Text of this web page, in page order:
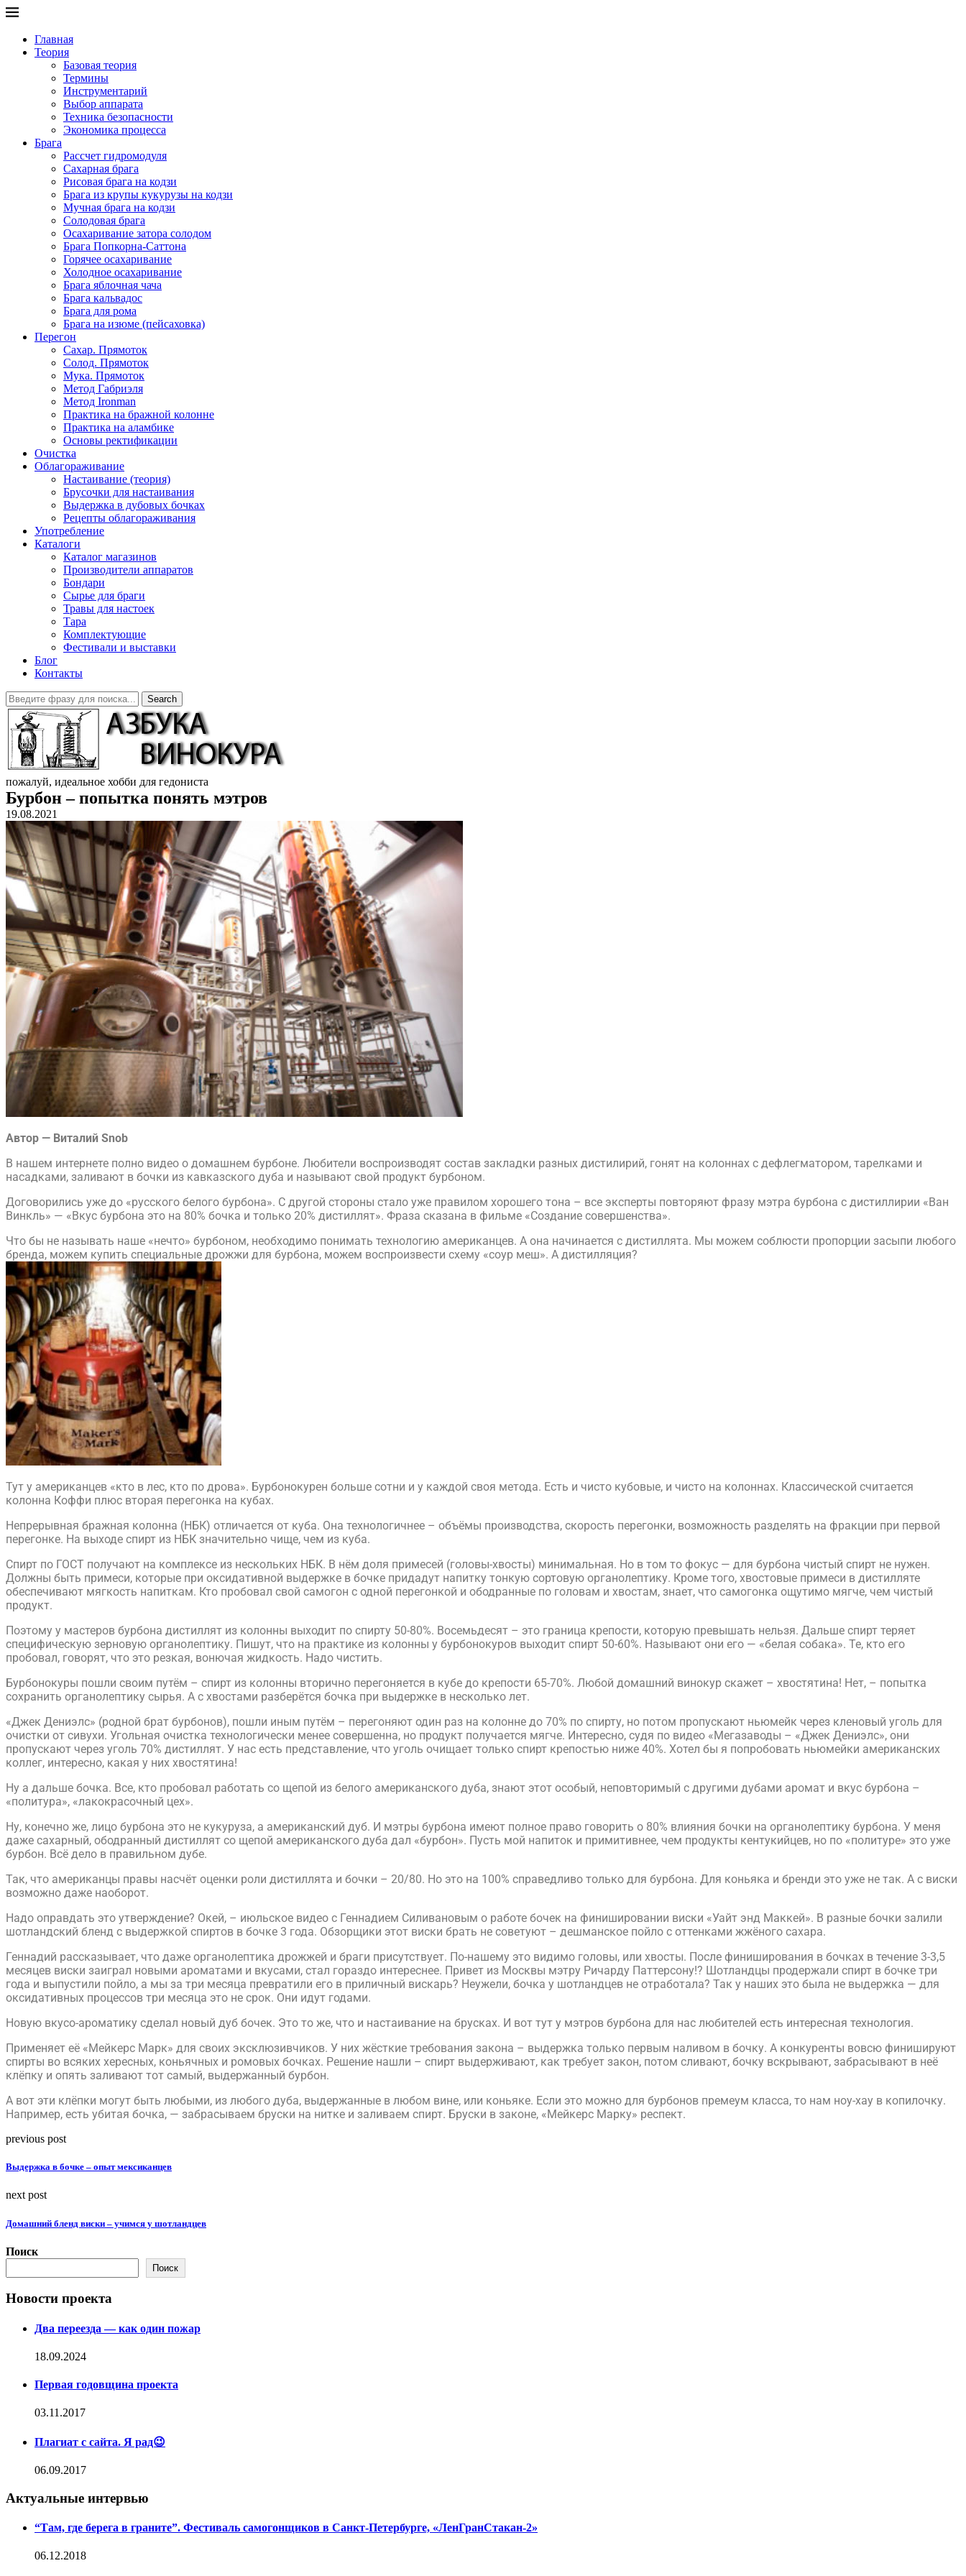
Главная
Теория
Базовая теория
Термины
Инструментарий
Выбор аппарата
Техника безопасности
Экономика процесса
Брага
Рассчет гидромодуля
Сахарная брага
Рисовая брага на кодзи
Брага из крупы кукурузы на кодзи
Мучная брага на кодзи
Солодовая брага
Осахаривание затора солодом
Брага Попкорна-Саттона
Горячее осахаривание
Холодное осахаривание
Брага яблочная чача
Брага кальвадос
Брага для рома
Брага на изюме (пейсаховка)
Перегон
Сахар. Прямоток
Солод. Прямоток
Мука. Прямоток
Метод Габриэля
Метод Ironman
Практика на бражной колонне
Практика на аламбике
Основы ректификации
Очистка
Облагораживание
Настаивание (теория)
Брусочки для настаивания
Выдержка в дубовых бочках
Рецепты облагораживания
Употребление
Каталоги
Каталог магазинов
Производители аппаратов
Бондари
Сырье для браги
Травы для настоек
Тара
Комплектующие
Фестивали и выставки
Блог
Контакты
Search
пожалуй, идеальное хобби для гедониста
Бурбон – попытка понять мэтров
19.08.2021
Автор — Виталий Snob
В нашем интернете полно видео о домашнем бурбоне. Любители воспроизводят состав закладки разных дистилирий, гонят на колоннах с дефлегматором, тарелками и
насадками, заливают в бочки из кавказского дуба и называют свой продукт бурбоном.
Договорились уже до «русского белого бурбона». С другой стороны стало уже правилом хорошего тона – все эксперты повторяют фразу мэтра бурбона с дистиллирии «Ван
Винкль» — «Вкус бурбона это на 80% бочка и только 20% дистиллят». Фраза сказана в фильме «Создание совершенства».
Что бы не называть наше «нечто» бурбоном, необходимо понимать технологию американцев. А она начинается с дистиллята. Мы можем соблюсти пропорции засыпи любого
бренда, можем купить специальные дрожжи для бурбона, можем воспроизвести схему «соур меш». А дистилляция?
Тут у американцев «кто в лес, кто по дрова». Бурбонокурен больше сотни и у каждой своя метода. Есть и чисто кубовые, и чисто на колоннах. Классической считается
колонна Коффи плюс вторая перегонка на кубах.
Непрерывная бражная колонна (НБК) отличается от куба. Она технологичнее – объёмы производства, скорость перегонки, возможность разделять на фракции при первой
перегонке. На выходе спирт из НБК значительно чище, чем из куба.
Спирт по ГОСТ получают на комплексе из нескольких НБК. В нём доля примесей (головы-хвосты) минимальная. Но в том то фокус — для бурбона чистый спирт не нужен.
Должны быть примеси, которые при оксидативной выдержке в бочке придадут напитку тонкую сортовую органолептику. Кроме того, хвостовые примеси в дистилляте
обеспечивают мягкость напиткам. Кто пробовал свой самогон с одной перегонкой и ободранные по головам и хвостам, знает, что самогонка ощутимо мягче, чем чистый
продукт.
Поэтому у мастеров бурбона дистиллят из колонны выходит по спирту 50-80%. Восемьдесят – это граница крепости, которую превышать нельзя. Дальше спирт теряет
специфическую зерновую органолептику. Пишут, что на практике из колонны у бурбонокуров выходит спирт 50-60%. Называют они его — «белая собака». Те, кто его
пробовал, говорят, что это резкая, вонючая жидкость. Надо чистить.
Бурбонокуры пошли своим путём – спирт из колонны вторично перегоняется в кубе до крепости 65-70%. Любой домашний винокур скажет – хвостятина! Нет, – попытка
сохранить органолептику сырья. А с хвостами разберётся бочка при выдержке в несколько лет.
«Джек Дениэлс» (родной брат бурбонов), пошли иным путём – перегоняют один раз на колонне до 70% по спирту, но потом пропускают ньюмейк через кленовый уголь для
очистки от сивухи. Угольная очистка технологически менее совершенна, но продукт получается мягче. Интересно, судя по видео «Мегазаводы – «Джек Дениэлс», они
пропускают через уголь 70% дистиллят. У нас есть представление, что уголь очищает только спирт крепостью ниже 40%. Хотел бы я попробовать ньюмейки американских
коллег, интересно, какая у них хвостятина!
Ну а дальше бочка. Все, кто пробовал работать со щепой из белого американского дуба, знают этот особый, неповторимый с другими дубами аромат и вкус бурбона –
«политура», «лакокрасочный цех».
Ну, конечно же, лицо бурбона это не кукуруза, а американский дуб. И мэтры бурбона имеют полное право говорить о 80% влияния бочки на органолептику бурбона. У меня
даже сахарный, ободранный дистиллят со щепой американского дуба дал «бурбон». Пусть мой напиток и примитивнее, чем продукты кентукийцев, но по «политуре» это уже
бурбон. Всё дело в правильном дубе.
Так, что американцы правы насчёт оценки роли дистиллята и бочки – 20/80. Но это на 100% справедливо только для бурбона. Для коньяка и бренди это уже не так. А с виски
возможно даже наоборот.
Надо оправдать это утверждение? Окей, – июльское видео с Геннадием Силивановым о работе бочек на финишировании виски «Уайт энд Маккей». В разные бочки залили
шотландский бленд с выдержкой спиртов в бочке 3 года. Обзорщики этот виски брать не советуют – дешманское пойло с оттенками жжёного сахара.
Геннадий рассказывает, что даже органолептика дрожжей и браги присутствует. По-нашему это видимо головы, или хвосты. После финиширования в бочках в течение 3-3,5
месяцев виски заиграл новыми ароматами и вкусами, стал гораздо интереснее. Привет из Москвы мэтру Ричарду Паттерсону!? Шотландцы продержали спирт в бочке три
года и выпустили пойло, а мы за три месяца превратили его в приличный вискарь? Неужели, бочка у шотландцев не отработала? Так у наших это была не выдержка — для
оксидативных процессов три месяца это не срок. Они идут годами.
Новую вкусо-ароматику сделал новый дуб бочек. Это то же, что и настаивание на брусках. И вот тут у мэтров бурбона для нас любителей есть интересная технология.
Применяет её «Мейкерс Марк» для своих эксклюзивчиков. У них жёсткие требования закона – выдержка только первым наливом в бочку. А конкуренты вовсю финишируют
спирты во всяких хересных, коньячных и ромовых бочках. Решение нашли – спирт выдерживают, как требует закон, потом сливают, бочку вскрывают, забрасывают в неё
клёпку и опять заливают тот самый, выдержанный бурбон.
А вот эти клёпки могут быть любыми, из любого дуба, выдержанные в любом вине, или коньяке. Если это можно для бурбонов премеум класса, то нам ноу-хау в копилочку.
Например, есть убитая бочка, — забрасываем бруски на нитке и заливаем спирт. Бруски в законе, «Мейкерс Марку» респект.
previous post
Выдержка в бочке – опыт мексиканцев
next post
Домашний бленд виски – учимся у шотландцев
Поиск
Поиск
Новости проекта
Два переезда — как один пожар
18.09.2024
Первая годовщина проекта
03.11.2017
Плагиат с сайта. Я рад😉
06.09.2017
Актуальные интервью
“Там, где берега в граните”. Фестиваль самогонщиков в Санкт-Петербурге, «ЛенГранСтакан-2»
06.12.2018